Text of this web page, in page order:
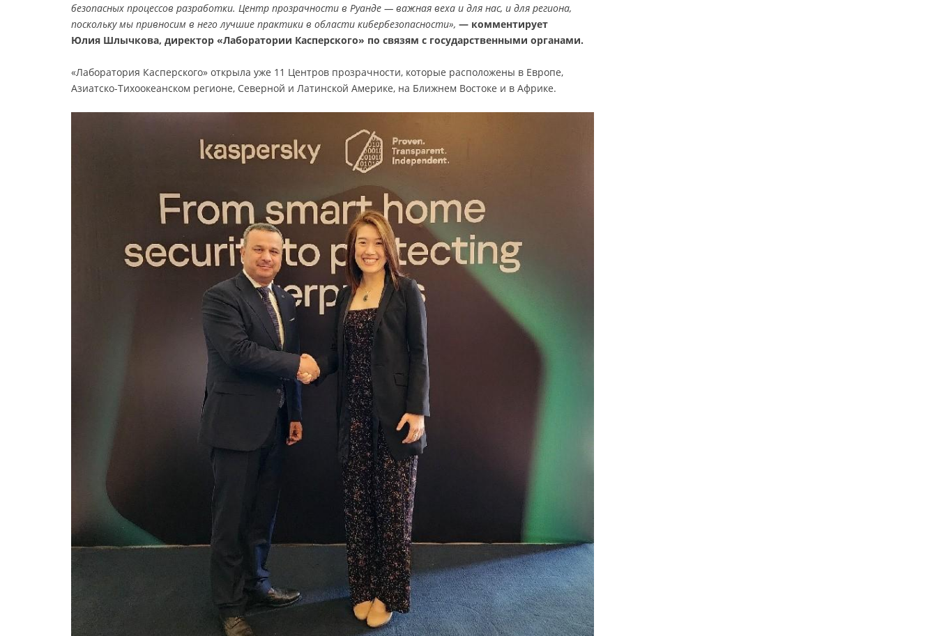
безопасных процессов разработки. Центр прозрачности в Руанде — важная веха и для нас, и для региона,
поскольку мы привносим в него лучшие практики в области кибербезопасности», — комментирует
Юлия Шлычкова, директор «Лаборатории Касперского» по связям с государственными органами.
«Лаборатория Касперского» открыла уже 11 Центров прозрачности, которые расположены в Европе,
Азиатско-Тихоокеанском регионе, Северной и Латинской Америке, на Ближнем Востоке и в Африке.